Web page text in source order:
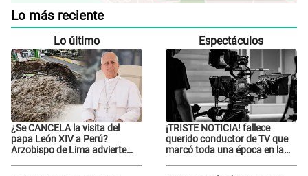
Lo más reciente
Lo último
¿Se CANCELA la visita del
papa León XIV a Perú?
Arzobispo de Lima advierte
Espectáculos
¡TRISTE NOTICIA! fallece
querido conductor de TV que
marcó toda una época en la